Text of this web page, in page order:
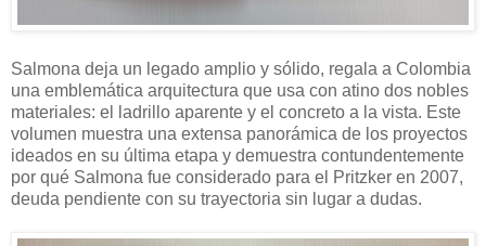
Salmona deja un legado amplio y sólido, regala a Colombia
una emblemática arquitectura que usa con atino dos nobles
materiales: el ladrillo aparente y el concreto a la vista. Este
volumen muestra una extensa panorámica de los proyectos
ideados en su última etapa y demuestra contundentemente
por qué Salmona fue considerado para el Pritzker en 2007,
deuda pendiente con su trayectoria sin lugar a dudas.